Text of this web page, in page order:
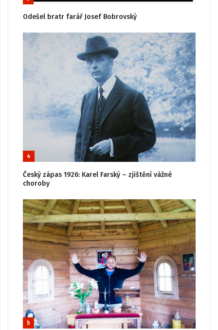
Odešel bratr farář Josef Bobrovský
4
Český zápas 1926: Karel Farský – zjištění vážné
choroby
5